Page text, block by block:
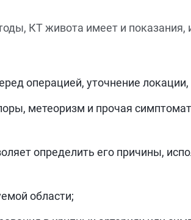
КТ живота имеет и
операцией, уточнение
метеоризм и прочая
определить его причины,
области;